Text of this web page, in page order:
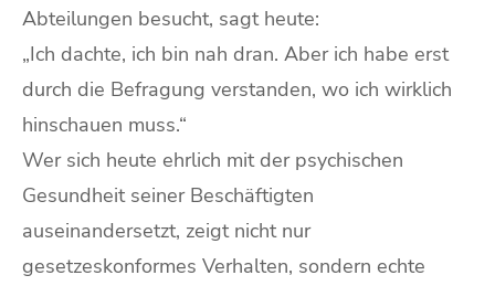
Abteilungen besucht, sagt heute:
„Ich dachte, ich bin nah dran. Aber ich habe erst
durch die Befragung verstanden, wo ich wirklich
hinschauen muss.“
Wer sich heute ehrlich mit der psychischen
Gesundheit seiner Beschäftigten
auseinandersetzt, zeigt nicht nur
gesetzeskonformes Verhalten, sondern echte